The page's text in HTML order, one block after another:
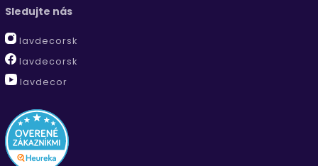
Sledujte nás
lavdecorsk
lavdecorsk
lavdecor